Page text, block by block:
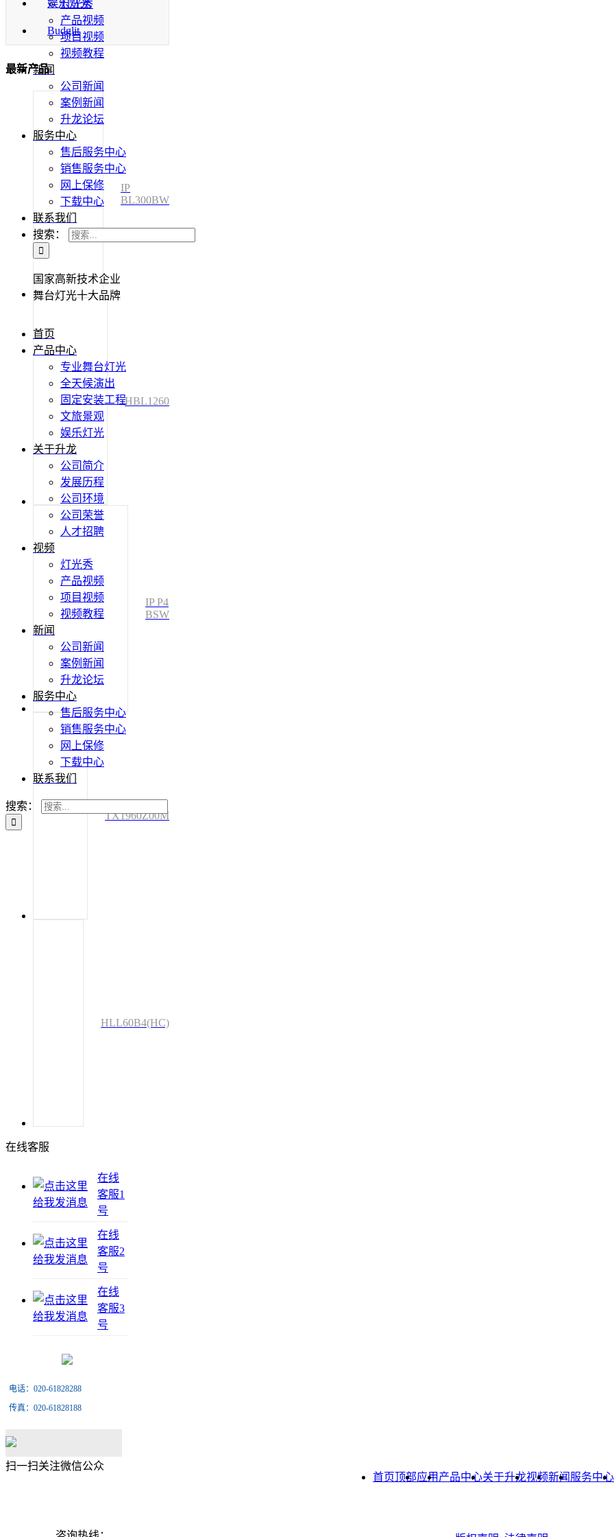
灯光秀
产品视频
项目视频
视频教程
新闻
公司新闻
案例新闻
升龙论坛
服务中心
售后服务中心
销售服务中心
网上保修
下载中心
联系我们
搜索：
国家高新技术企业
舞台灯光十大品牌
首页
产品中心
专业舞台灯光
全天候演出
固定安装工程
文旅景观
娱乐灯光
关于升龙
公司简介
发展历程
公司环境
公司荣誉
人才招聘
视频
灯光秀
产品视频
项目视频
视频教程
新闻
公司新闻
案例新闻
升龙论坛
服务中心
售后服务中心
销售服务中心
网上保修
下载中心
联系我们
搜索：
娱乐灯光
Budglit
最新产品
IP
BL300BW
HBL1260
IP P4
BSW
TX1960Z00M
HLL60B4(HC)
在线客服
在线
客服1
号
在线
客服2
号
在线
客服3
号
电话：020-61828288
传真：020-61828188
扫一扫关注微信公众
首页顶部应用 产品中心关于升龙视频新闻 服务中心